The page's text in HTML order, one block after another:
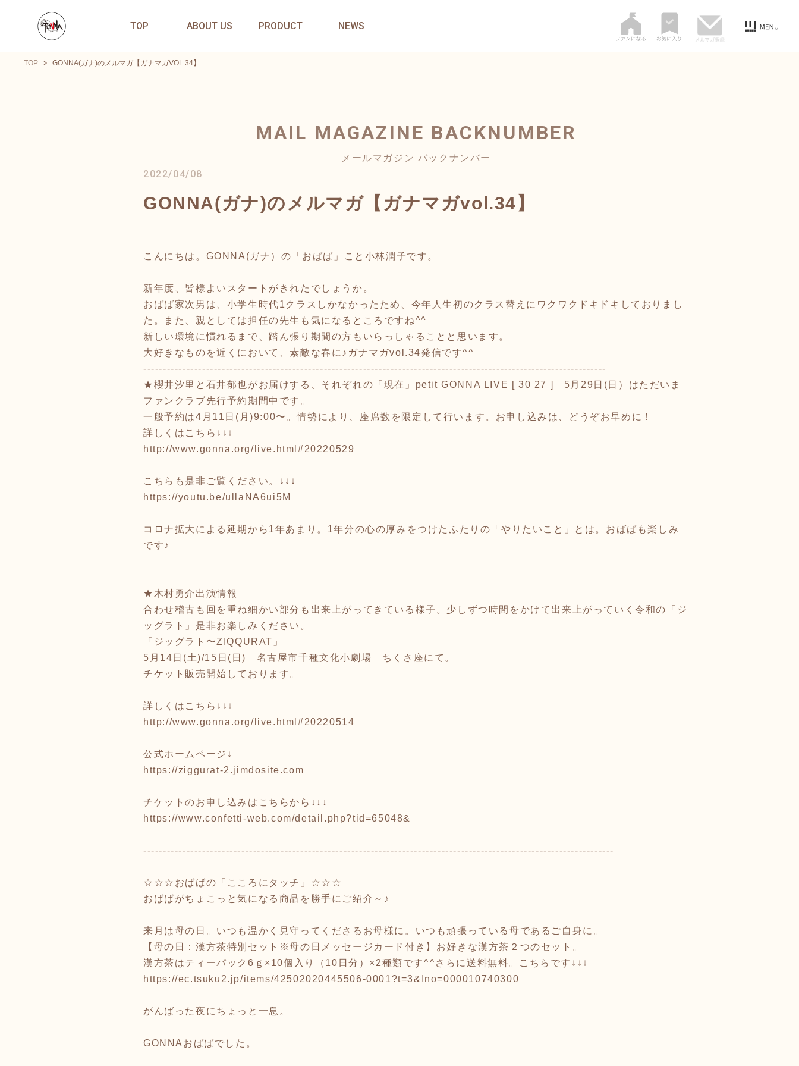
TOP ABOUT US PRODUCT NEWS
TOP GONNA(ガナ)のメルマガ【ガナマガVOL.34】
MAIL MAGAZINE BACKNUMBER
メールマガジン バックナンバー
2022/04/08
GONNA(ガナ)のメルマガ【ガナマガvol.34】
こんにちは。GONNA(ガナ）の「おばば」こと小林潤子です。
新年度、皆様よいスタートがきれたでしょうか。
おばば家次男は、小学生時代1クラスしかなかったため、今年人生初のクラス替えにワクワクドキドキしておりまし
た。また、親としては担任の先生も気になるところですね^^
新しい環境に慣れるまで、踏ん張り期間の方もいらっしゃることと思います。
大好きなものを近くにおいて、素敵な春に♪ガナマガvol.34発信です^^
----------------------------------------------------------------------------------------------------------------------
★櫻井汐里と石井郁也がお届けする、それぞれの「現在」petit GONNA LIVE [ 30 27 ] 5月29日(日）はただいま
ファンクラブ先行予約期間中です。
一般予約は4月11日(月)9:00〜。情勢により、座席数を限定して行います。お申し込みは、どうぞお早めに！
詳しくはこちら↓↓↓
http://www.gonna.org/live.html#20220529
こちらも是非ご覧ください。↓↓↓
https://youtu.be/ullaNA6ui5M
コロナ拡大による延期から1年あまり。1年分の心の厚みをつけたふたりの「やりたいこと」とは。おばばも楽しみ
です♪
★木村勇介出演情報
合わせ稽古も回を重ね細かい部分も出来上がってきている様子。少しずつ時間をかけて出来上がっていく令和の「ジ
ッグラト」是非お楽しみください。
「ジッグラト〜ZIQQURAT」
5月14日(土)/15日(日) 名古屋市千種文化小劇場 ちくさ座にて。
チケット販売開始しております。
詳しくはこちら↓↓↓
http://www.gonna.org/live.html#20220514
公式ホームページ↓
https://ziggurat-2.jimdosite.com
チケットのお申し込みはこちらから↓↓↓
https://www.confetti-web.com/detail.php?tid=65048&
------------------------------------------------------------------------------------------------------------------------
☆☆☆おばばの「こころにタッチ」☆☆☆
おばばがちょこっと気になる商品を勝手にご紹介～♪
来月は母の日。いつも温かく見守ってくださるお母様に。いつも頑張っている母であるご自身に。
【母の日：漢方茶特別セット※母の日メッセージカード付き】お好きな漢方茶２つのセット。
漢方茶はティーパック6ｇ×10個入り（10日分）×2種類です^^さらに送料無料。こちらです↓↓↓
https://ec.tsuku2.jp/items/42502020445506-0001?t=3&Ino=000010740300
がんばった夜にちょっと一息。
GONNAおばばでした。